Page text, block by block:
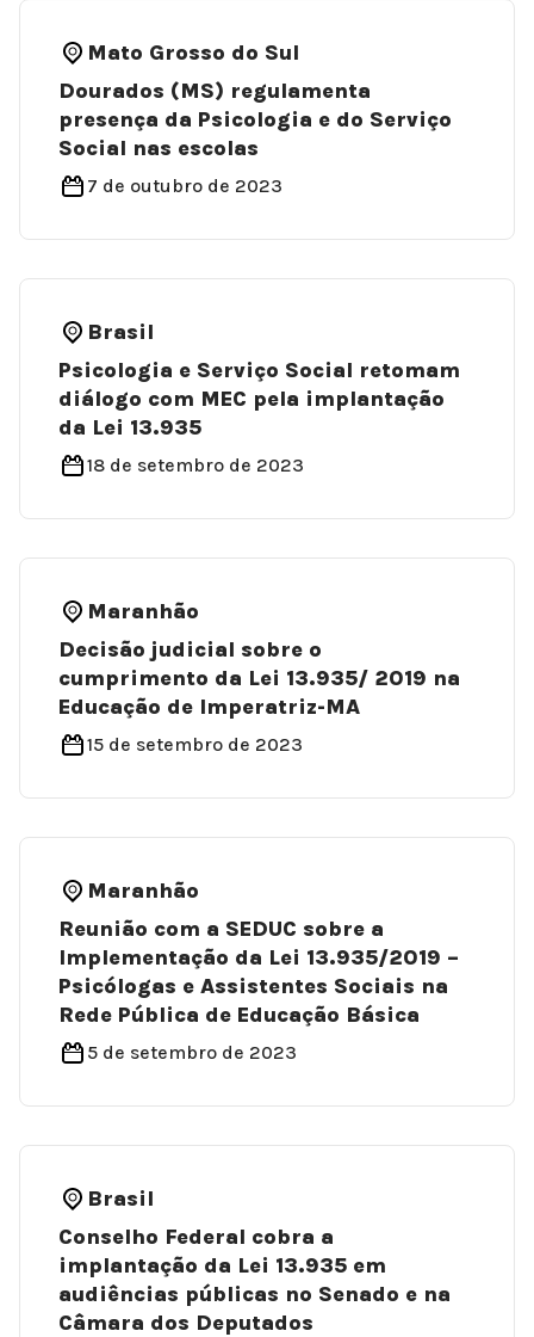
Mato Grosso do Sul
Dourados (MS) regulamenta
presença da Psicologia e do Serviço
Social nas escolas
7 de outubro de 2023
Brasil
Psicologia e Serviço Social retomam
diálogo com MEC pela implantação
da Lei 13.935
18 de setembro de 2023
Maranhão
Decisão judicial sobre o
cumprimento da Lei 13.935/ 2019 na
Educação de Imperatriz-MA
15 de setembro de 2023
Maranhão
Reunião com a SEDUC sobre a
Implementação da Lei 13.935/2019 –
Psicólogas e Assistentes Sociais na
Rede Pública de Educação Básica
5 de setembro de 2023
Brasil
Conselho Federal cobra a
implantação da Lei 13.935 em
audiências públicas no Senado e na
Câmara dos Deputados